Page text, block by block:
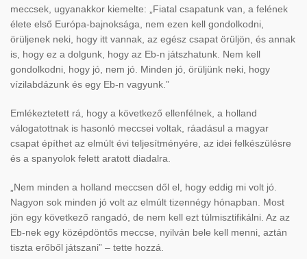
meccsek, ugyanakkor kiemelte: „Fiatal csapatunk van, a felének
élete első Európa-bajnoksága, nem ezen kell gondolkodni,
örüljenek neki, hogy itt vannak, az egész csapat örüljön, és annak
is, hogy ez a dolgunk, hogy az Eb-n játszhatunk. Nem kell
gondolkodni, hogy jó, nem jó. Minden jó, örüljünk neki, hogy
vízilabdázunk és egy Eb-n vagyunk.”
Emlékeztetett rá, hogy a következő ellenfélnek, a holland
válogatottnak is hasonló meccsei voltak, ráadásul a magyar
csapat építhet az elmúlt évi teljesítményére, az idei felkészülésre
és a spanyolok felett aratott diadalra.
„Nem minden a holland meccsen dől el, hogy eddig mi volt jó.
Nagyon sok minden jó volt az elmúlt tizennégy hónapban. Most
jön egy következő rangadó, de nem kell ezt túlmisztifikálni. Az az
Eb-nek egy középdöntős meccse, nyilván bele kell menni, aztán
tiszta erőből játszani” – tette hozzá.